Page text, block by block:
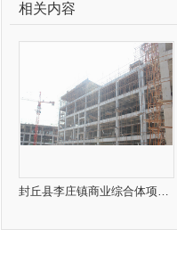
相关内容
封丘县李庄镇商业综合体项目1、2、3、5、6号楼